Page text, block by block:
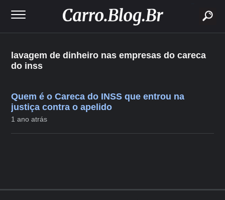
lavagem de dinheiro nas empresas do careca
do inss
Quem é o Careca do INSS que entrou na
justiça contra o apelido
1 ano atrás